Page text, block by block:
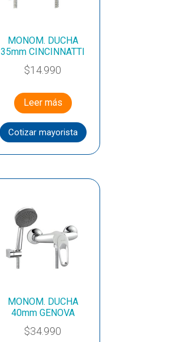
MONOM. DUCHA
35mm CINCINNATTI
$14.990
Leer más
Cotizar mayorista
MONOM. DUCHA
40mm GENOVA
$34.990